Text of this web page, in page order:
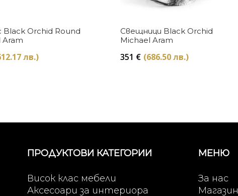
Купи
Black Orchid Round
Aram
лв.)
Купи
Свещници Black Orchid
Michael Aram
351 € (686.50 лв.)
ПРОДУКТОВИ КАТЕГОРИИ
Висок клас мебели
Аксесоари за интериора
МЕНЮ
За нас
Магазин